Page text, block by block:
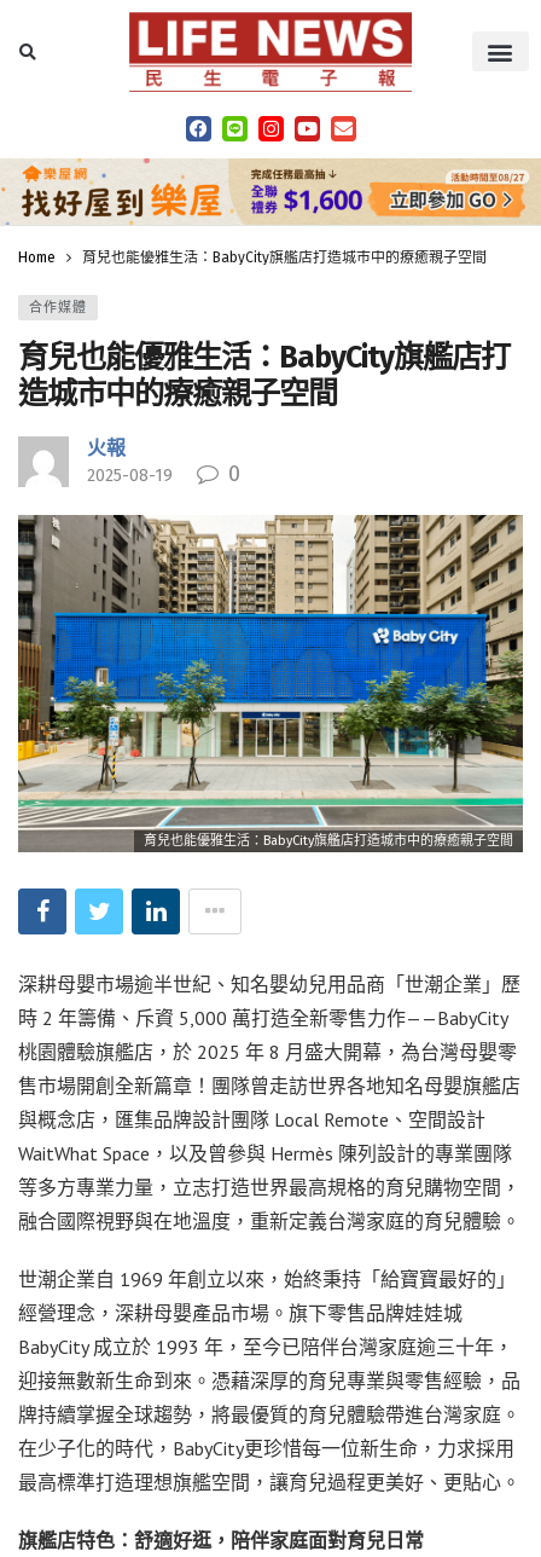
Home 育兒也能優雅生活：BabyCity旗艦店打造城市中的療癒親子空間
合作媒體
育兒也能優雅生活：BabyCity旗艦店打
造城市中的療癒親子空間
火報
2025-08-19 0
育兒也能優雅生活：BabyCity旗艦店打造城市中的療癒親子空間
深耕母嬰市場逾半世紀、知名嬰幼兒用品商「世潮企業」歷
時 2 年籌備、斥資 5,000 萬打造全新零售力作——BabyCity
桃園體驗旗艦店，於 2025 年 8 月盛大開幕，為台灣母嬰零
售市場開創全新篇章！團隊曾走訪世界各地知名母嬰旗艦店
與概念店，匯集品牌設計團隊 Local Remote、空間設計
WaitWhat Space，以及曾參與 Hermès 陳列設計的專業團隊
等多方專業力量，立志打造世界最高規格的育兒購物空間，
融合國際視野與在地溫度，重新定義台灣家庭的育兒體驗。
世潮企業自 1969 年創立以來，始終秉持「給寶寶最好的」
經營理念，深耕母嬰產品市場。旗下零售品牌娃娃城
BabyCity 成立於 1993 年，至今已陪伴台灣家庭逾三十年，
迎接無數新生命到來。憑藉深厚的育兒專業與零售經驗，品
牌持續掌握全球趨勢，將最優質的育兒體驗帶進台灣家庭。
在少子化的時代，BabyCity更珍惜每一位新生命，力求採用
最高標準打造理想旗艦空間，讓育兒過程更美好、更貼心。
旗艦店特色：舒適好逛，陪伴家庭面對育兒日常